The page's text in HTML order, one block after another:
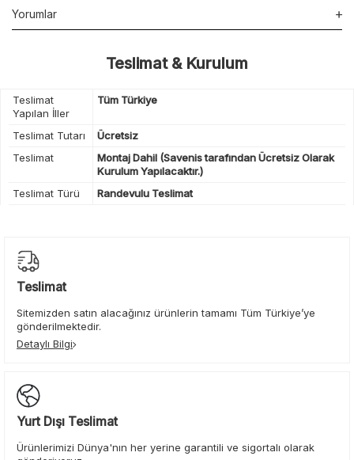
Yorumlar
Teslimat & Kurulum
Teslimat
Yapılan İller
Tüm Türkiye
Teslimat Tutarı
Ücretsiz
Teslimat
Montaj Dahil (Savenis tarafından Ücretsiz Olarak
Kurulum Yapılacaktır.)
Teslimat Türü
Randevulu Teslimat
Teslimat
Sitemizden satın alacağınız ürünlerin tamamı Tüm Türkiye’ye
gönderilmektedir.
Detaylı Bilgi
Yurt Dışı Teslimat
Ürünlerimizi Dünya'nın her yerine garantili ve sigortalı olarak